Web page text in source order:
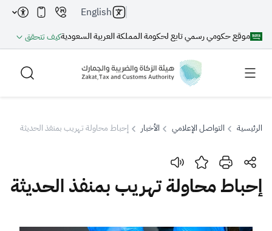
موقع حكومي رسمي تابع لحكومة المملكة العربية السعوديةكيف تتحقق
English
بحث
الرئيسية التواصل الإعلامي الأخبار إحباط محاولة تهريب بمنفذ الحديثة
إحباط محاولة تهريب بمنفذ الحديثة